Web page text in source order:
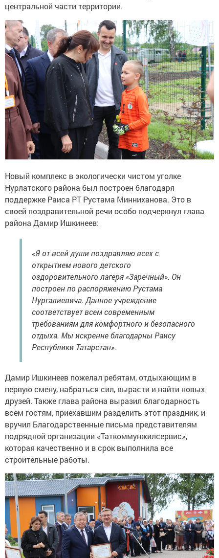
центральной части территории.
Новый комплекс в экологически чистом уголке
Нурлатского района был построен благодаря
поддержке Раиса РТ Рустама Минниханова. Это в
своей поздравительной речи особо подчеркнул глава
района Дамир Ишкинеев:
«Я от всей души поздравляю всех с
открытием нового детского
оздоровительного лагеря «Заречный». Он
построен по распоряжению Рустама
Нургалиевича. Данное учреждение
соответствует всем современным
требованиям для комфортного и безопасного
отдыха. Мы искренне благодарны Раису
Республики Татарстан».
Дамир Ишкинеев пожелал ребятам, отдыхающим в
первую смену, набраться сил, вырасти и найти новых
друзей. Также глава района выразил благодарность
всем гостям, приехавшим разделить этот праздник, и
вручил Благодарственные письма представителям
подрядной организации «Таткоммунжилсервис»,
которая качественно и в срок выполнила все
строительные работы.